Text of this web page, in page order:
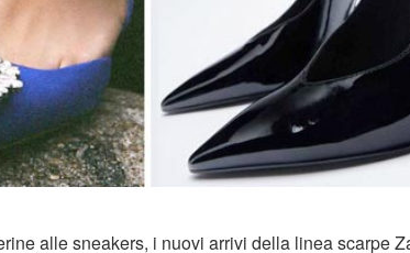
alle sneakers, i nuovi arrivi della linea scarpe